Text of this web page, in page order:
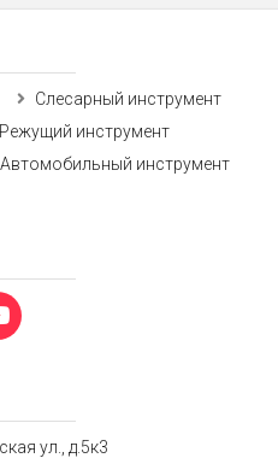
ул., д.5к3
Слесарный инструмент
Режущий инструмент
Автомобильный инструмент